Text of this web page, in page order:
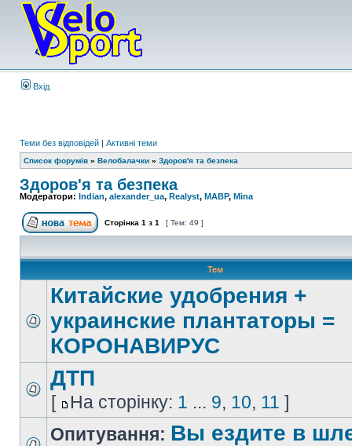
Вхід
Теми без відповідей | Активні теми
Список форумів » Велобалачки » Здоров'я та безпека
Здоров'я та безпека
Модератори: Indian, alexander_ua, Realyst, MABP, Mina
Сторінка 1 з 1 [ Тем: 49 ]
Тем
Китайские удобрения +
украинские плантаторы =
КОРОНАВИРУС
ДТП
[ На сторінку: 1 ... 9, 10, 11 ]
Опитування: Вы ездите в